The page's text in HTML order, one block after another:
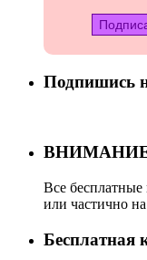
Подпишись
Все
или частично
Бесплатная